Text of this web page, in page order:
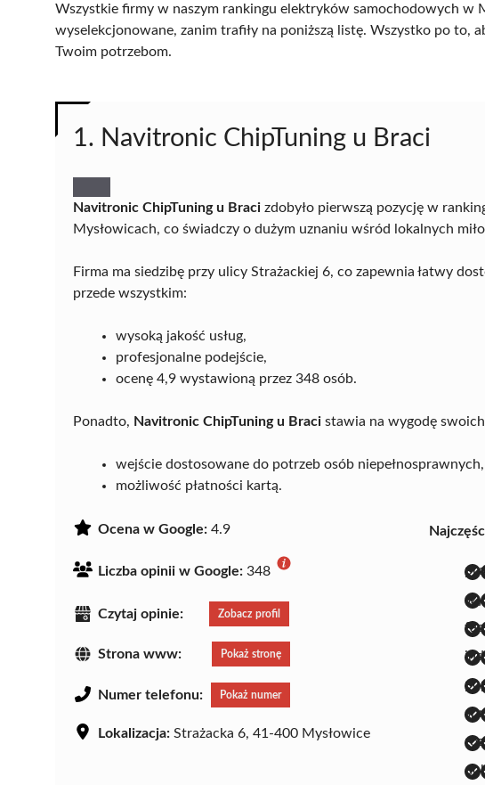
Wszystkie firmy w naszym rankingu elektryków samochodowych w
wyselekcjonowane, zanim trafiły na poniższą listę. Wszystko po to,
Twoim potrzebom.
1. Navitronic ChipTuning u Braci
Navitronic ChipTuning u Braci zdobyło pierwszą pozycję w
Mysłowicach, co świadczy o dużym uznaniu wśród lokalnych
Firma ma siedzibę przy ulicy Strażackiej 6, co zapewnia łatwy
przede wszystkim:
wysoką jakość usług,
profesjonalne podejście,
ocenę 4,9 wystawioną przez 348 osób.
Ponadto, Navitronic ChipTuning u Braci stawia na wygodę
wejście dostosowane do potrzeb osób niepełnosprawnych,
możliwość płatności kartą.
Ocena w Google: 4.9
Liczba opinii w Google: 348
Czytaj opinie: Zobacz profil
Strona www: Pokaż stronę
Numer telefonu: Pokaż numer
Lokalizacja: Strażacka 6, 41-400 Mysłowice